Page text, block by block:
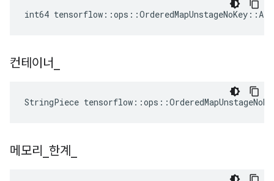
int64
컨테이너
StringPiece
메모리 한계